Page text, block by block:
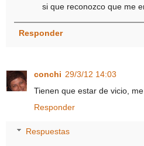
si que reconozco que me
Responder
conchi 29/3/12 14:03
Tienen que estar de vicio,
Responder
Respuestas